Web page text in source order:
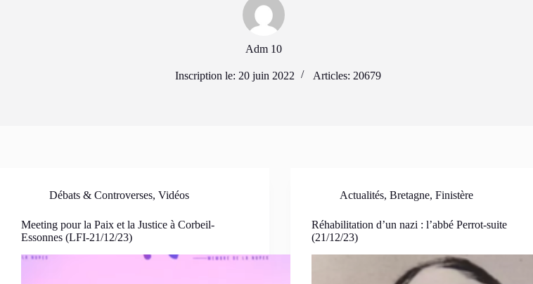
Adm 10
Inscription le: 20 juin 2022 Articles: 20679
Débats & Controverses, Vidéos
Meeting pour la Paix et la Justice à Corbeil-
Essonnes (LFI-21/12/23)
Actualités,Bretagne,Finistère
Réhabilitation d’un nazi : l’abbé Perrot-suite
(21/12/23)